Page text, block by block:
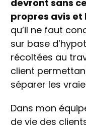
devront sans
propres avis
qu’il ne faut
sur base
récoltées au
client
séparer les
Dans mon
de vie des